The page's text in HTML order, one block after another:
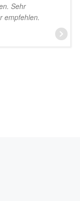
Sehr
empfehlen.